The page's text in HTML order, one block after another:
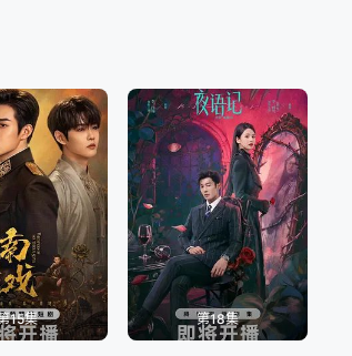
15集 第18集